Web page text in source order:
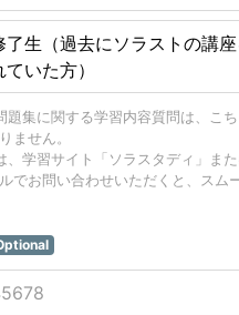
了生（過去にソラストの講
いた方）
題集に関する学習内容質問は、​こ
ません。​
、学習サイト「ソラスタディ」​ま
でお問い合わせいただくと、スム